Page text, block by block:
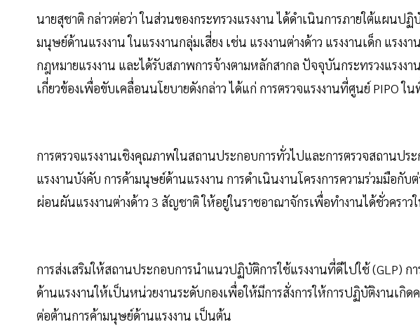
นายสุชาติ กล่าวต่อว่า ในส่วนของกระทรวงแรงงาน ได้ดำเนินการภายใต้แผน
มนุษย์ด้านแรงงาน ในแรงงานกลุ่มเสี่ยง เช่น แรงงานต่างด้าว แรงงานเด็ก แรงง
กฎหมายแรงงาน และได้รับสภาพการจ้างตามหลักสากล ปัจจุบันกระทรวงแรงง
เกี่ยวข้องเพื่อขับเคลื่อนนโยบายดังกล่าว ได้แก่ การตรวจแรงงานที่ศูนย์ PIPO ใ
การตรวจแรงงานเชิงคุณภาพในสถานประกอบการทั่วไปและการตรวจสถานประ
แรงงานบังคับ การค้ามนุษย์ด้านแรงงาน การดำเนินงานโครงการความร่วมมือกับ
ผ่อนผันแรงงานต่างด้าว 3 สัญชาติ ให้อยู่ในราชอาณาจักรเพื่อทำงานได้ชั่วคราว
การส่งเสริมให้สถานประกอบการนำแนวปฏิบัติการใช้แรงงานที่ดีไปใช้ (GLP)
ด้านแรงงานให้เป็นหน่วยงานระดับกองเพื่อให้มีการสั่งการให้การปฏิบัติงานเกิด
ต่อต้านการค้ามนุษย์ด้านแรงงาน เป็นต้น